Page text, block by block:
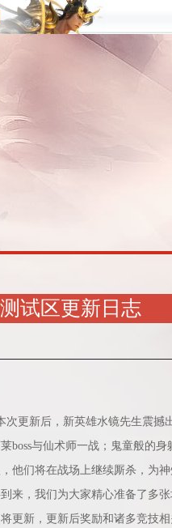
试区更新日志
更新后，新英雄水镜先生震撼
boss与仙术师一战；鬼童般的身
他们将在战场上继续厮杀，为
来，我们为大家精心准备了多
更新，更新后奖励和诸多竞技
客户端游戏 手机游
野蛮人